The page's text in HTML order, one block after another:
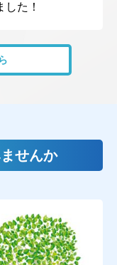
た！
せんか